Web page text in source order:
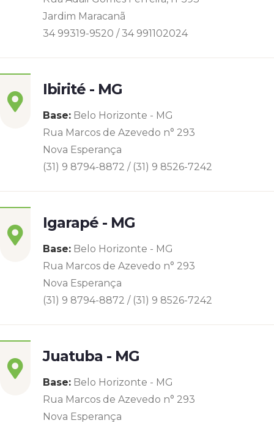
Jardim Maracanã
34 99319-9520 / 34 991102024
Ibirité - MG
Base: Belo Horizonte - MG
Rua Marcos de Azevedo n° 293
Nova Esperança
(31) 9 8794-8872 / (31) 9 8526-7242
Igarapé - MG
Base: Belo Horizonte - MG
Rua Marcos de Azevedo n° 293
Nova Esperança
(31) 9 8794-8872 / (31) 9 8526-7242
Juatuba - MG
Base: Belo Horizonte - MG
Rua Marcos de Azevedo n° 293
Nova Esperança